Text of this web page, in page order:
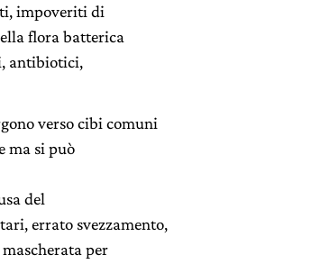
impoveriti di
flora batterica
antibiotici,
verso cibi comuni
ma si può
del
errato svezzamento,
per